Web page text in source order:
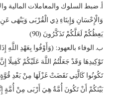
‌أ. ضبط السلوك والمعاملات المالية
وَالْإِحْسَانِ وَإِيتَاءِ ذِي الْقُرْبَى وَيَنْهَى
يَعِظُكُمْ لَعَلَّكُمْ تَذَكَّرُونَ (90)
‌ب. الوفاء بالعهود: (وَأَوْفُوا بِعَهْدِ اللَّهِ
تَكُونُوا كَالَّتِي نَقَضَتْ غَزْلَهَا مِنْ بَعْدِ قُوَّةٍ
بَيْنَكُمْ أَنْ تَكُونَ أُمَّةٌ هِيَ أَرْبَى مِنْ أُمَّةٍ